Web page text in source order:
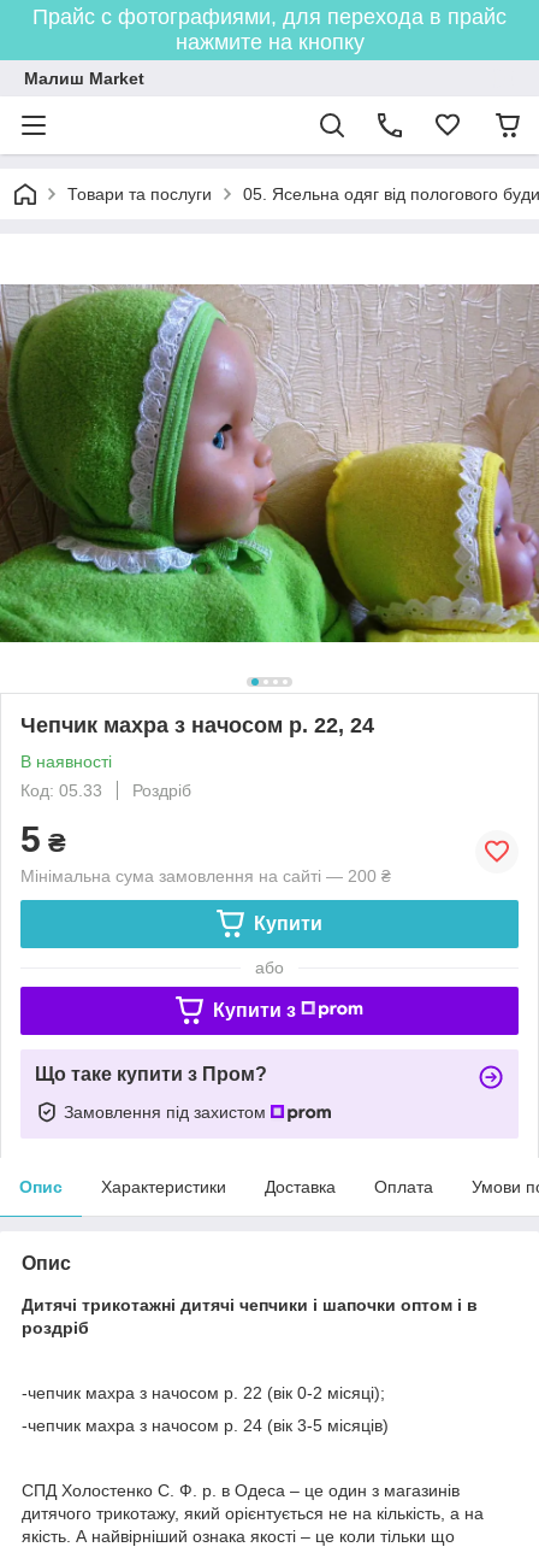
Прайс с фотографиями, для перехода в прайс
нажмите на кнопку
Малиш Market
Товари та послуги 05. Ясельна одяг від пологового
Чепчик махра з начосом р. 22, 24
В наявності
Код: 05.33
Роздріб
5 ₴
Мінімальна сума замовлення на сайті — 200 ₴
Купити
або
Купити з
Що таке купити з Пром?
Замовлення під захистом
Опис Характеристики Доставка Оплата Умови
Опис
Дитячі трикотажні дитячі чепчики і шапочки оптом і в
роздріб
-чепчик махра з начосом р. 22 (вік 0-2 місяці);
-чепчик махра з начосом р. 24 (вік 3-5 місяців)
СПД Холостенко С. Ф. р. в Одеса – це один з магазинів
дитячого трикотажу, який орієнтується не на кількість, а на
якість. А найвірніший ознака якості – це коли тільки що